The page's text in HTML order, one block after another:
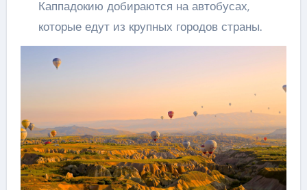
Каппадокию добираются на автобусах,
которые едут из крупных городов страны.